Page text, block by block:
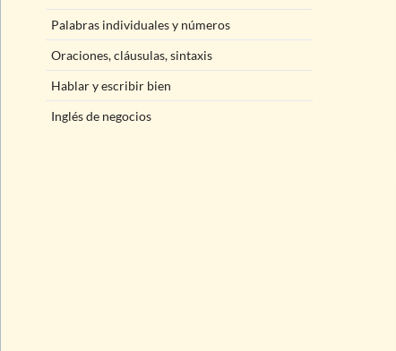
Palabras individuales y números
Oraciones, cláusulas, sintaxis
Hablar y escribir bien
Inglés de negocios